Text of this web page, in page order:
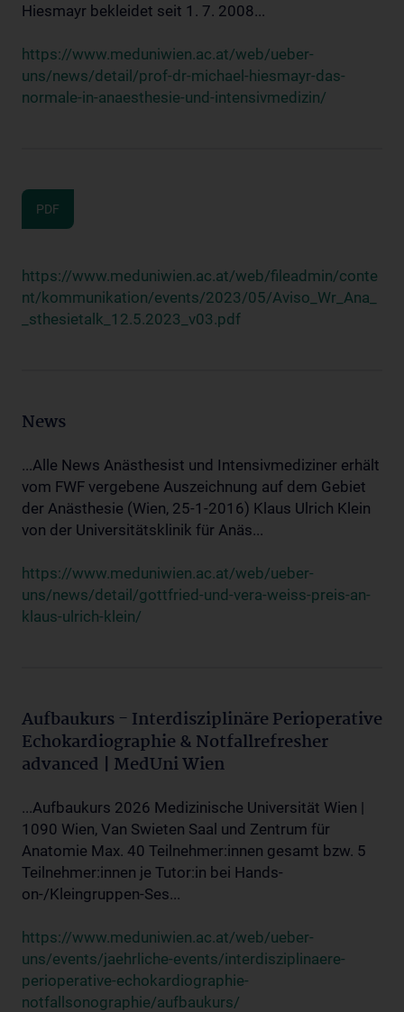
Hiesmayr bekleidet seit 1. 7. 2008...
https://www.meduniwien.ac.at/web/ueber-
uns/news/detail/prof-dr-michael-hiesmayr-das-
normale-in-anaesthesie-und-intensivmedizin/
PDF
https://www.meduniwien.ac.at/web/fileadmin/conte
nt/kommunikation/events/2023/05/Aviso_Wr_Ana_
_sthesietalk_12.5.2023_v03.pdf
News
...Alle News Anästhesist und Intensivmediziner erhält
vom FWF vergebene Auszeichnung auf dem Gebiet
der Anästhesie (Wien, 25-1-2016) Klaus Ulrich Klein
von der Universitätsklinik für Anäs...
https://www.meduniwien.ac.at/web/ueber-
uns/news/detail/gottfried-und-vera-weiss-preis-an-
klaus-ulrich-klein/
Aufbaukurs - Interdisziplinäre Perioperative
Echokardiographie & Notfallrefresher
advanced | MedUni Wien
...Aufbaukurs 2026 Medizinische Universität Wien |
1090 Wien, Van Swieten Saal und Zentrum für
Anatomie Max. 40 Teilnehmer:innen gesamt bzw. 5
Teilnehmer:innen je Tutor:in bei Hands-
on-/Kleingruppen-Ses...
https://www.meduniwien.ac.at/web/ueber-
uns/events/jaehrliche-events/interdisziplinaere-
perioperative-echokardiographie-
notfallsonographie/aufbaukurs/